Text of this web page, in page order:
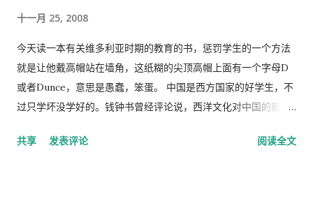
十一月 25, 2008
今天读一本有关维多利亚时期的教育的书，惩罚学生的一个方法
就是让他戴高帽站在墙角，这纸糊的尖顶高帽上面有一个字母D
或者Dunce，意思是愚蠢，笨蛋。 中国是西方国家的好学生，不
过只学坏没学好的。钱钟书曾经评论说，西洋文化对中国的影
不是老师往学生头上戴，而是学生往老师头上戴。
共享 发表评论 阅读全文